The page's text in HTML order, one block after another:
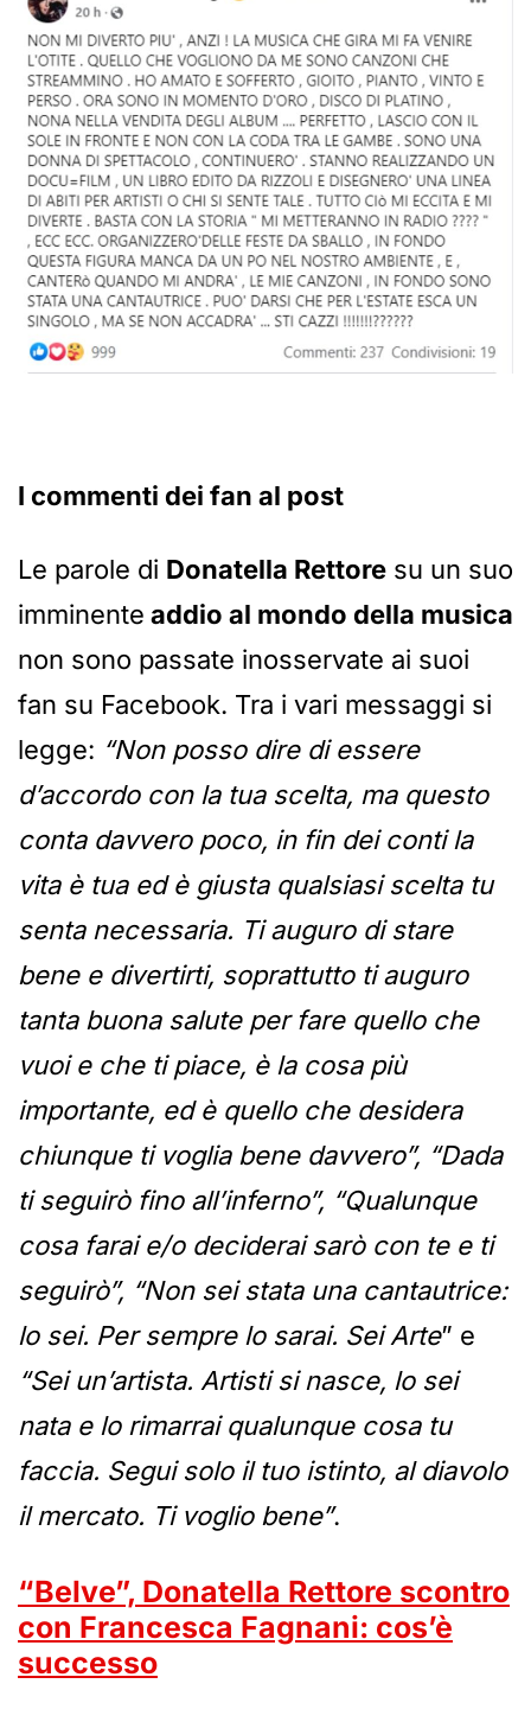
I commenti dei fan al post
Le parole di Donatella Rettore su un suo
imminente addio al mondo della musica
non sono passate inosservate ai suoi
fan su Facebook. Tra i vari messaggi si
legge: “Non posso dire di essere
d’accordo con la tua scelta, ma questo
conta davvero poco, in fin dei conti la
vita è tua ed è giusta qualsiasi scelta tu
senta necessaria. Ti auguro di stare
bene e divertirti, soprattutto ti auguro
tanta buona salute per fare quello che
vuoi e che ti piace, è la cosa più
importante, ed è quello che desidera
chiunque ti voglia bene davvero”, “Dada
ti seguirò fino all’inferno”, “Qualunque
cosa farai e/o deciderai sarò con te e ti
seguirò”, “Non sei stata una cantautrice:
lo sei. Per sempre lo sarai. Sei Arte” e
“Sei un’artista. Artisti si nasce, lo sei
nata e lo rimarrai qualunque cosa tu
faccia. Segui solo il tuo istinto, al diavolo
il mercato. Ti voglio bene”.
“Belve”, Donatella Rettore scontro
con Francesca Fagnani: cos’è
successo